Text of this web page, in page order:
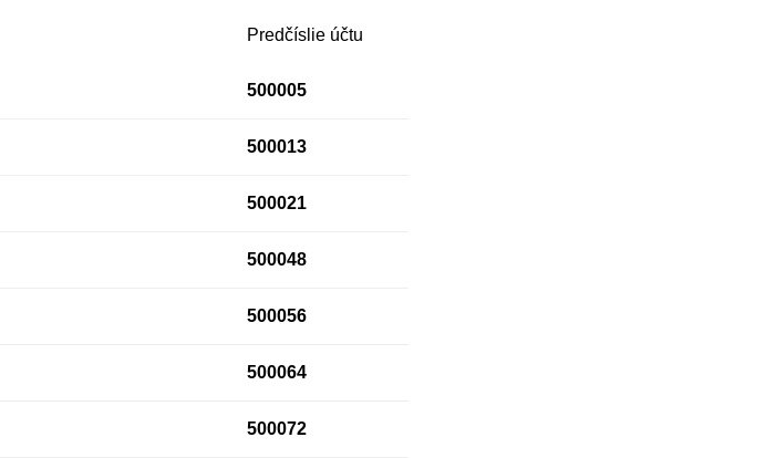
Predčíslie účtu
500005
500013
500021
500048
500056
500064
500072